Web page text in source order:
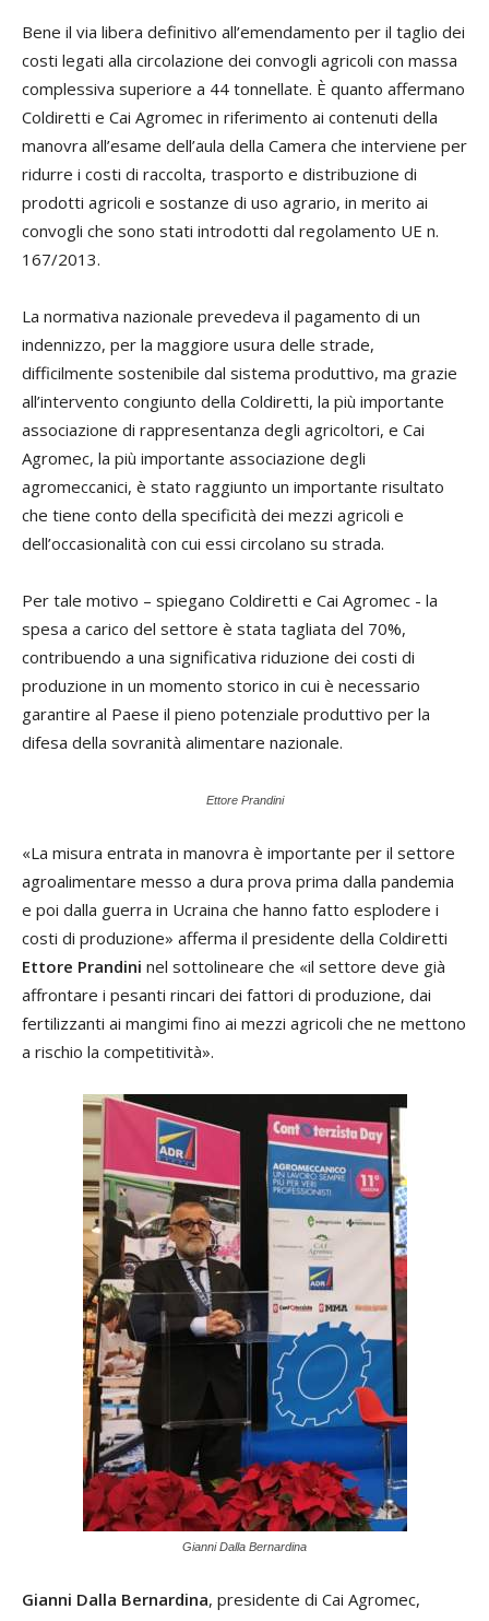
Bene il via libera definitivo all’emendamento per il taglio dei
costi legati alla circolazione dei convogli agricoli con massa
complessiva superiore a 44 tonnellate. È quanto affermano
Coldiretti e Cai Agromec in riferimento ai contenuti della
manovra all’esame dell’aula della Camera che interviene per
ridurre i costi di raccolta, trasporto e distribuzione di
prodotti agricoli e sostanze di uso agrario, in merito ai
convogli che sono stati introdotti dal regolamento UE n.
167/2013.
La normativa nazionale prevedeva il pagamento di un
indennizzo, per la maggiore usura delle strade,
difficilmente sostenibile dal sistema produttivo, ma grazie
all’intervento congiunto della Coldiretti, la più importante
associazione di rappresentanza degli agricoltori, e Cai
Agromec, la più importante associazione degli
agromeccanici, è stato raggiunto un importante risultato
che tiene conto della specificità dei mezzi agricoli e
dell’occasionalità con cui essi circolano su strada.
Per tale motivo – spiegano Coldiretti e Cai Agromec - la
spesa a carico del settore è stata tagliata del 70%,
contribuendo a una significativa riduzione dei costi di
produzione in un momento storico in cui è necessario
garantire al Paese il pieno potenziale produttivo per la
difesa della sovranità alimentare nazionale.
Ettore Prandini
«La misura entrata in manovra è importante per il settore
agroalimentare messo a dura prova prima dalla pandemia
e poi dalla guerra in Ucraina che hanno fatto esplodere i
costi di produzione» afferma il presidente della Coldiretti
Ettore Prandini nel sottolineare che «il settore deve già
affrontare i pesanti rincari dei fattori di produzione, dai
fertilizzanti ai mangimi fino ai mezzi agricoli che ne mettono
a rischio la competitività».
Gianni Dalla Bernardina
Gianni Dalla Bernardina, presidente di Cai Agromec,